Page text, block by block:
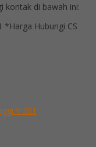
kontak di bawah ini:
*Harga Hubungi CS
V 201